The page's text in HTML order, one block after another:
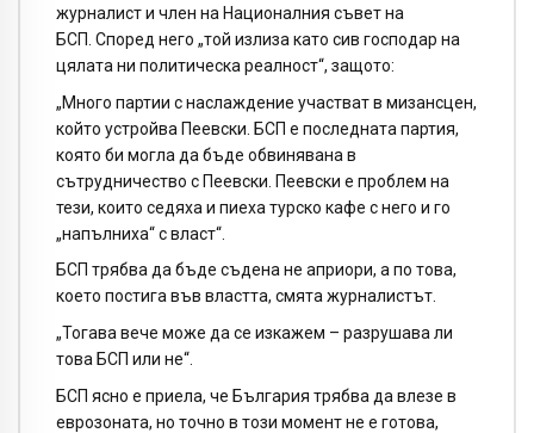
журналист и член на Националния съвет на
БСП. Според него „той излиза като сив господар на
цялата ни политическа реалност“, защото:
„Много партии с наслаждение участват в мизансцен,
който устройва Пеевски. БСП е последната партия,
която би могла да бъде обвинявана в
сътрудничество с Пеевски. Пеевски е проблем на
тези, които седяха и пиеха турско кафе с него и го
„напълниха“ с власт“.
БСП трябва да бъде съдена не априори, а по това,
което постига във властта, смята журналистът.
„Тогава вече може да се изкажем – разрушава ли
това БСП или не“.
БСП ясно е приела, че България трябва да влезе в
еврозоната, но точно в този момент не е готова,